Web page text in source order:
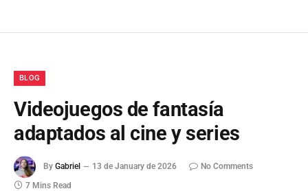
BLOG
Videojuegos de fantasía
adaptados al cine y series
By Gabriel 13 de January de 2026
No Comments
7 Mins Read